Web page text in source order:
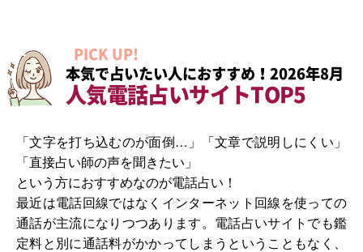
PICK UP!
本気で占いたい人におすすめ！2026年8月
人気電話占いサイトTOP5
「文字を打ち込むのが面倒…」「文章で説明しにくい」
「直接占い師の声を聞きたい」
という方におすすめなのが電話占い！
最近は電話回線ではなくインターネット回線を使っての
通話が主流になりつつあります。電話占いサイトでも鑑
定料と別に通話料がかかってしまうということもなく、